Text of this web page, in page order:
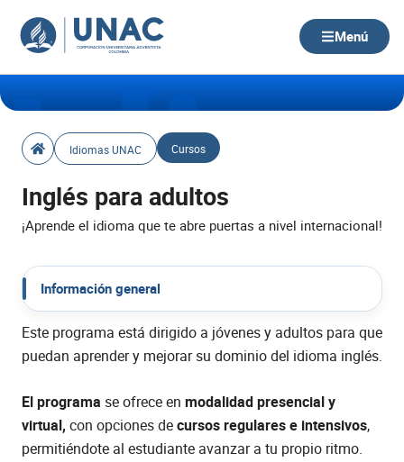
contenido
Menú
Idio
mas
Idiomas UNAC Cursos
Inglés para adultos
¡Aprende el idioma que te abre puertas a nivel internacional!
Información general
Este programa está dirigido a jóvenes y adultos para que
puedan aprender y mejorar su dominio del idioma inglés.
El programa se ofrece en modalidad presencial y
virtual, con opciones decursos regulares e intensivos,
permitiéndote al estudiante avanzar a tu propio ritmo.